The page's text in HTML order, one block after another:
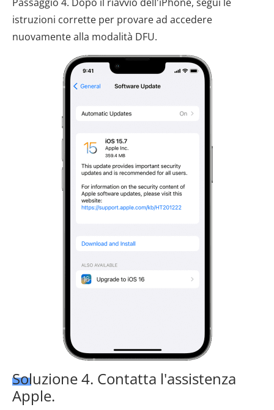
istruzioni corrette per provare ad accedere
nuovamente alla modalità DFU.
Soluzione 4. Contatta l'assistenza
Apple.